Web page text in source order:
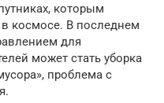
которым
космосе. В последнем
для
может стать уборка
проблема с